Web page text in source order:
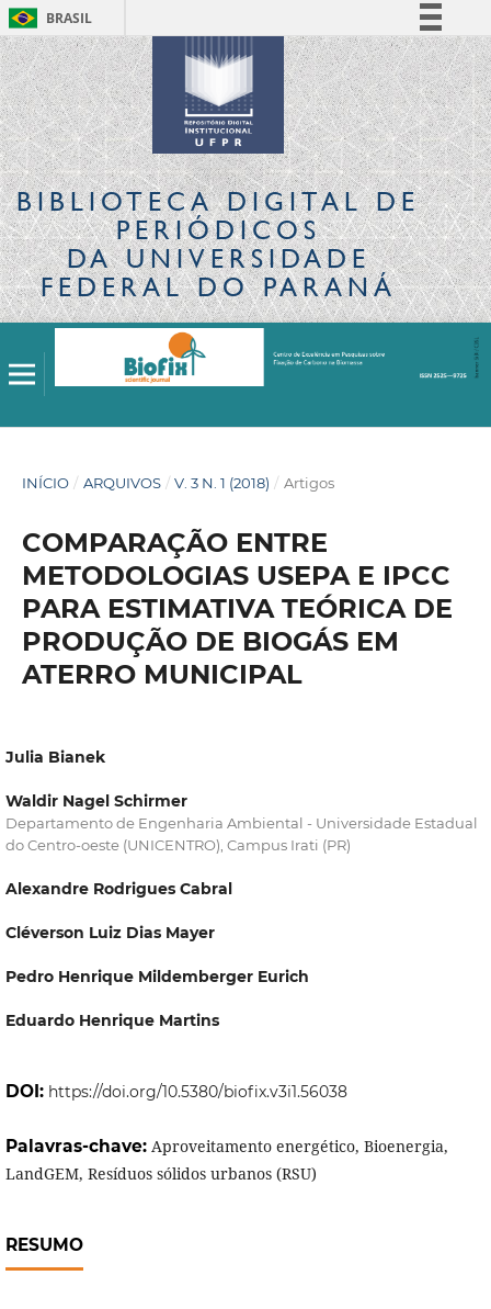
BRASIL
Simplifique!
Comunica BR
Participe
Acesso à informação
Legislação
Canais
BIBLIOTECA DIGITALDE
PERIÓDICOS
DA UNIVERSIDADE
FEDERAL DO PARANÁ
INÍCIO / ARQUIVOS / V. 3 N. 1 (2018) / Artigos
COMPARAÇÃO ENTRE
METODOLOGIAS USEPA E IPCC
PARA ESTIMATIVA TEÓRICA DE
PRODUÇÃO DE BIOGÁS EM
ATERRO MUNICIPAL
Julia Bianek
Waldir Nagel Schirmer
Departamento de Engenharia Ambiental - Universidade Estadual
do Centro-oeste (UNICENTRO), Campus Irati (PR)
Alexandre Rodrigues Cabral
Cléverson Luiz Dias Mayer
Pedro Henrique Mildemberger Eurich
Eduardo Henrique Martins
DOI: https://doi.org/10.5380/biofix.v3i1.56038
Palavras-chave: Aproveitamento energético, Bioenergia,
LandGEM, Resíduos sólidos urbanos (RSU)
RESUMO